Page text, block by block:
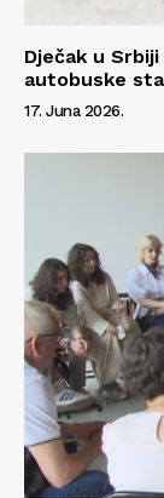
Dječak u
autobuske
17. Juna 2026.